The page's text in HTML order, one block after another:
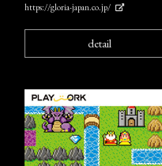
https://gloria-japan.co.jp/
detail